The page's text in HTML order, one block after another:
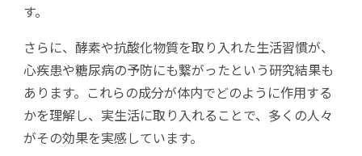
す。
さらに、酵素や抗酸化物質を取り入れた生活習慣が、
心疾患や糖尿病の予防にも繋がったという研究結果も
あります。これらの成分が体内でどのように作用する
かを理解し、実生活に取り入れることで、多くの人々
がその効果を実感しています。